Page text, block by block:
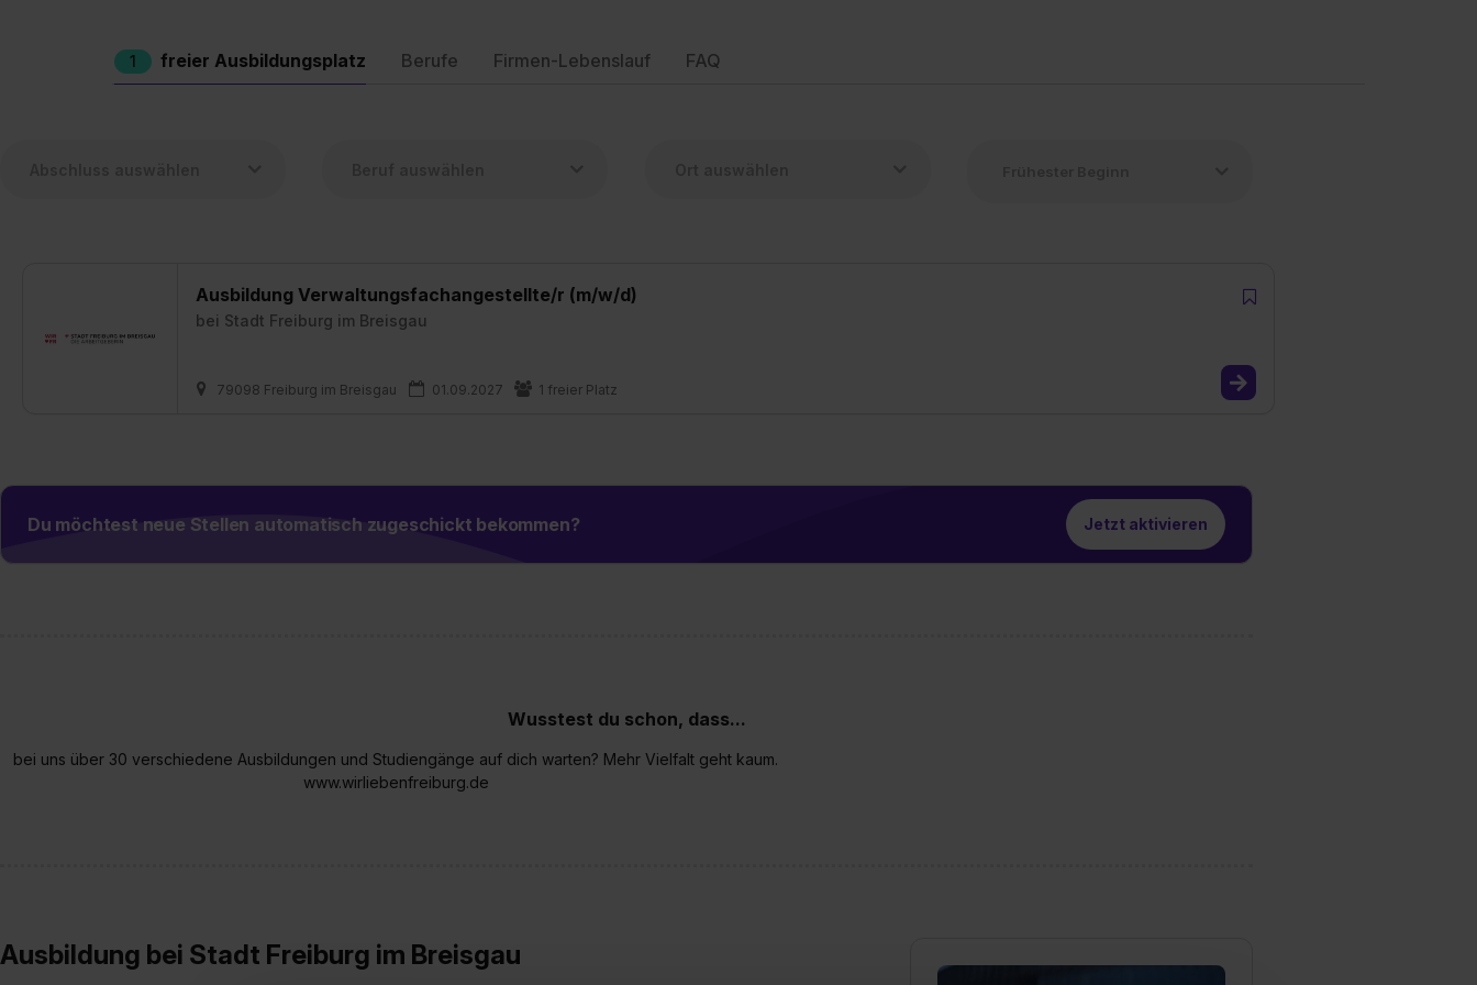
1 freier Ausbildungsplatz Berufe Firmen-Lebenslauf FAQ
Ausbildung Verwaltungsfachangestellte/r (m/w/d)
bei Stadt Freiburg im Breisgau
79098 Freiburg im Breisgau 01.09.2027 1 freier Platz
Du möchtest neue Stellen automatisch zugeschickt bekommen? Jetzt aktivieren
Wusstest du schon, dass...
bei uns über 30 verschiedene Ausbildungen und Studiengänge auf dich warten? Mehr Vielfalt geht kaum.
www.wirliebenfreiburg.de
Ausbildung bei Stadt Freiburg im Breisgau